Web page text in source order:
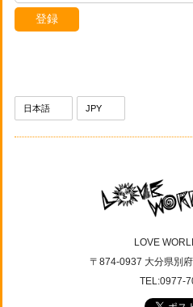
登録
LOVE
〒874-0937 大分県別
TEL:0977-